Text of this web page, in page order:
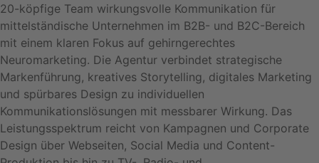
20-köpfige Team wirkungsvolle Kommunikation für
mittelständische Unternehmen im B2B- und B2C-Bereich
mit einem klaren Fokus auf gehirngerechtes
Neuromarketing. Die Agentur verbindet strategische
Markenführung, kreatives Storytelling, digitales Marketing
und spürbares Design zu individuellen
Kommunikationslösungen mit messbarer Wirkung. Das
Leistungsspektrum reicht von Kampagnen und Corporate
Design über Webseiten, Social Media und Content-